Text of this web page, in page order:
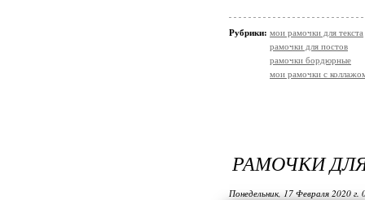
Рубрики: мои рамочки для текста
рамочки для постов
рамочки бордюрные
мои рамочки с
РАМОЧКИ
Понедельник, 17 Февраля 2020